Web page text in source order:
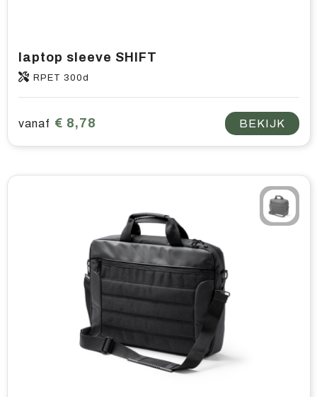
laptop sleeve SHIFT
RPET 300d
vanaf € 8,78 BEKIJK